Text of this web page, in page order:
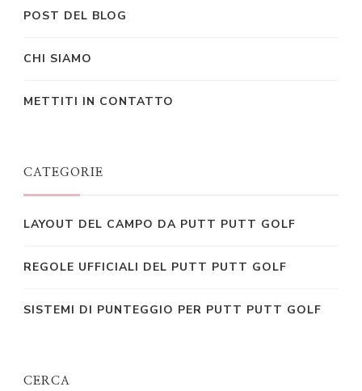
POST DEL BLOG
CHI SIAMO
METTITI IN CONTATTO
CATEGORIE
LAYOUT DEL CAMPO DA PUTT PUTT GOLF
REGOLE UFFICIALI DEL PUTT PUTT GOLF
SISTEMI DI PUNTEGGIO PER PUTT PUTT GOLF
CERCA